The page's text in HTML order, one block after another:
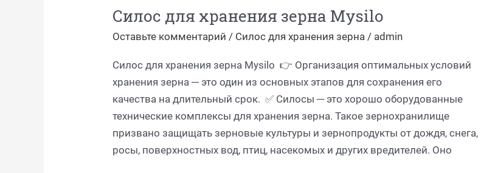
Силос для хранения зерна Mysilo
Оставьте комментарий / Силос для хранения зерна / admin
Силос для хранения зерна Mysilo 👉 Организация оптимальных условий
хранения зерна ─ это один из основных этапов для сохранения его
качества на длительный срок. ✅ Силосы ─ это хорошо оборудованные
технические комплексы для хранения зерна. Такое зернохранилище
призвано защищать зерновые культуры и зернопродукты от дождя, снега,
росы, поверхностных вод, птиц, насекомых и других вредителей. Оно
хранения
зерна